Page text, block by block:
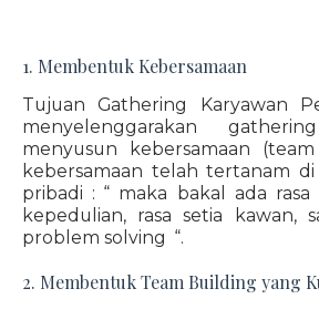
1. Membentuk Kebersamaan
Tujuan Gathering Karyawan
menyelenggarakan
menyusun kebersamaan
kebersamaan telah tertanam di
pribadi : “ maka bakal ada
kepedulian, rasa setia kawan,
problem solving “.
2. Membentuk Team Building yang